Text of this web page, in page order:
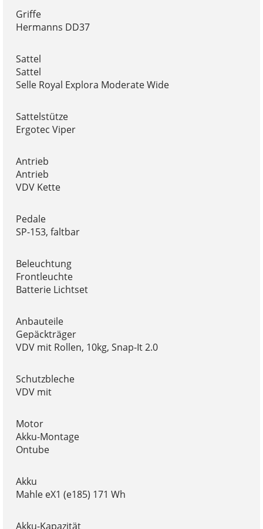
Griffe
Hermanns DD37
Sattel
Sattel
Selle Royal Explora Moderate Wide
Sattelstütze
Ergotec Viper
Antrieb
Antrieb
VDV Kette
Pedale
SP-153, faltbar
Beleuchtung
Frontleuchte
Batterie Lichtset
Anbauteile
Gepäckträger
VDV mit Rollen, 10kg, Snap-It 2.0
Schutzbleche
VDV mit
Motor
Akku-Montage
Ontube
Akku
Mahle eX1 (e185) 171 Wh
Akku-Kapazität